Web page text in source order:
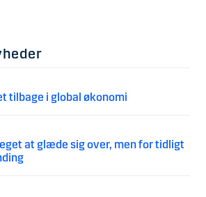
tilbage i global økonomi
at glæde sig over, men for tidligt